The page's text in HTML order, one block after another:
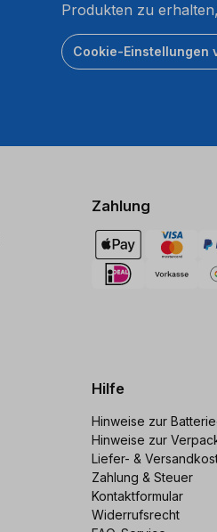
Produkten zu
Cookie-Einstellungen
Zahlung
Hilfe
Hinweise zur
Hinweise zur
Liefer- &
Zahlung & Steuer
Kontaktformular
Widerrufsrecht